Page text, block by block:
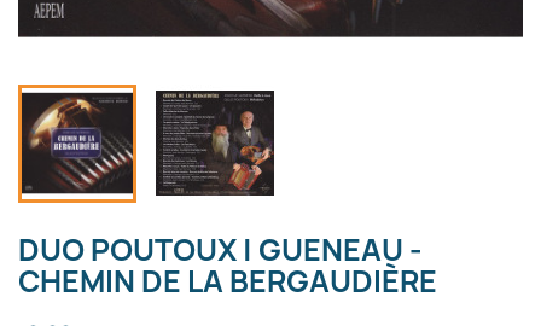
DUO POUTOUX | GUENEAU -
CHEMIN DE LA BERGAUDIÈRE